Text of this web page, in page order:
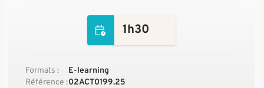
1h30
Formats :
E-learning
Référence :02ACT0199.25